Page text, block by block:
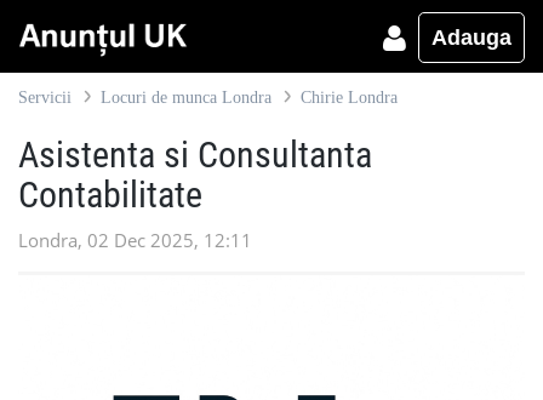
Adauga
Servicii Locuri de munca Londra Chirie Londra
Asistenta si Consultanta
Contabilitate
Londra, 02 Dec 2025, 12:11